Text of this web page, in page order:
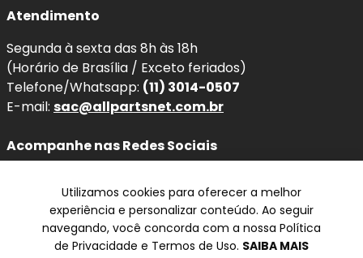
Atendimento
Segunda à sexta das 8h às 18h
(Horário de Brasília / Exceto feriados)
Telefone/Whatsapp: (11) 3014-0507
E-mail: sac@allpartsnet.com.br
Acompanhe nas Redes Sociais
Televendas
Utilizamos cookies para oferecer a melhor
experiência e personalizar conteúdo. Ao seguir
navegando, você concorda com a nossa Política
de Privacidade e Termos de Uso. SAIBA MAIS